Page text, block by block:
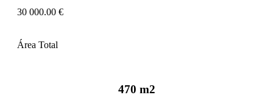
30 000.00 €
Área Total
470 m2